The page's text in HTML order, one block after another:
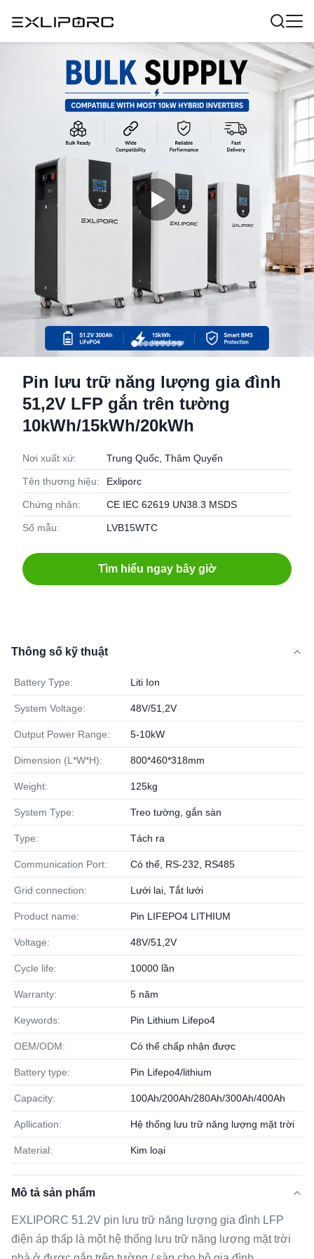
Pin lưu trữ năng lượng gia đình
51,2V LFP gắn trên tường
10kWh/15kWh/20kWh
Nơi xuất xứ: Trung Quốc, Thâm Quyến
Tên thương hiệu: Exliporc
Chứng nhận: CE IEC 62619 UN38.3 MSDS
Số mẫu: LVB15WTC
Tìm hiểu ngay bây giờ
Thông số kỹ thuật
Battery Type: Liti Ion
System Voltage: 48V/51,2V
Output Power Range: 5-10kW
Dimension (L*W*H): 800*460*318mm
Weight: 125kg
System Type: Treo tường, gắn sàn
Type: Tách ra
Communication Port: Có thể, RS-232, RS485
Grid connection: Lưới lai, Tắt lưới
Product name: Pin LIFEPO4 LITHIUM
Voltage: 48V/51,2V
Cycle life: 10000 lần
Warranty: 5 năm
Keywords: Pin Lithium Lifepo4
OEM/ODM: Có thể chấp nhận được
Battery type: Pin Lifepo4/lithium
Capacity: 100Ah/200Ah/280Ah/300Ah/400Ah
Apllication: Hệ thống lưu trữ năng lượng mặt trời
Material: Kim loại
Mô tả sản phẩm
EXLIPORC 51.2V pin lưu trữ năng lượng gia đình LFP
điện áp thấp là một hệ thống lưu trữ năng lượng mặt trời